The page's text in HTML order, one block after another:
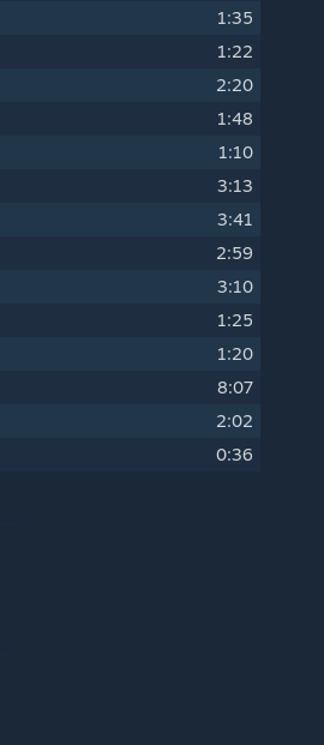
1:35
1:22
2:20
1:48
1:10
3:13
3:41
2:59
3:10
1:25
1:20
8:07
2:02
0:36